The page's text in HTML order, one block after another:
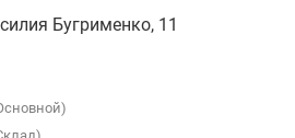
Бугрименко, 11